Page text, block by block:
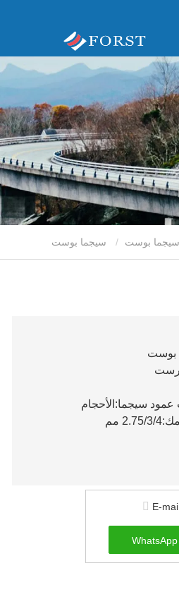
سيجما بوست
بوست
عمود سيجما:الأحجام
E-
WhatsApp